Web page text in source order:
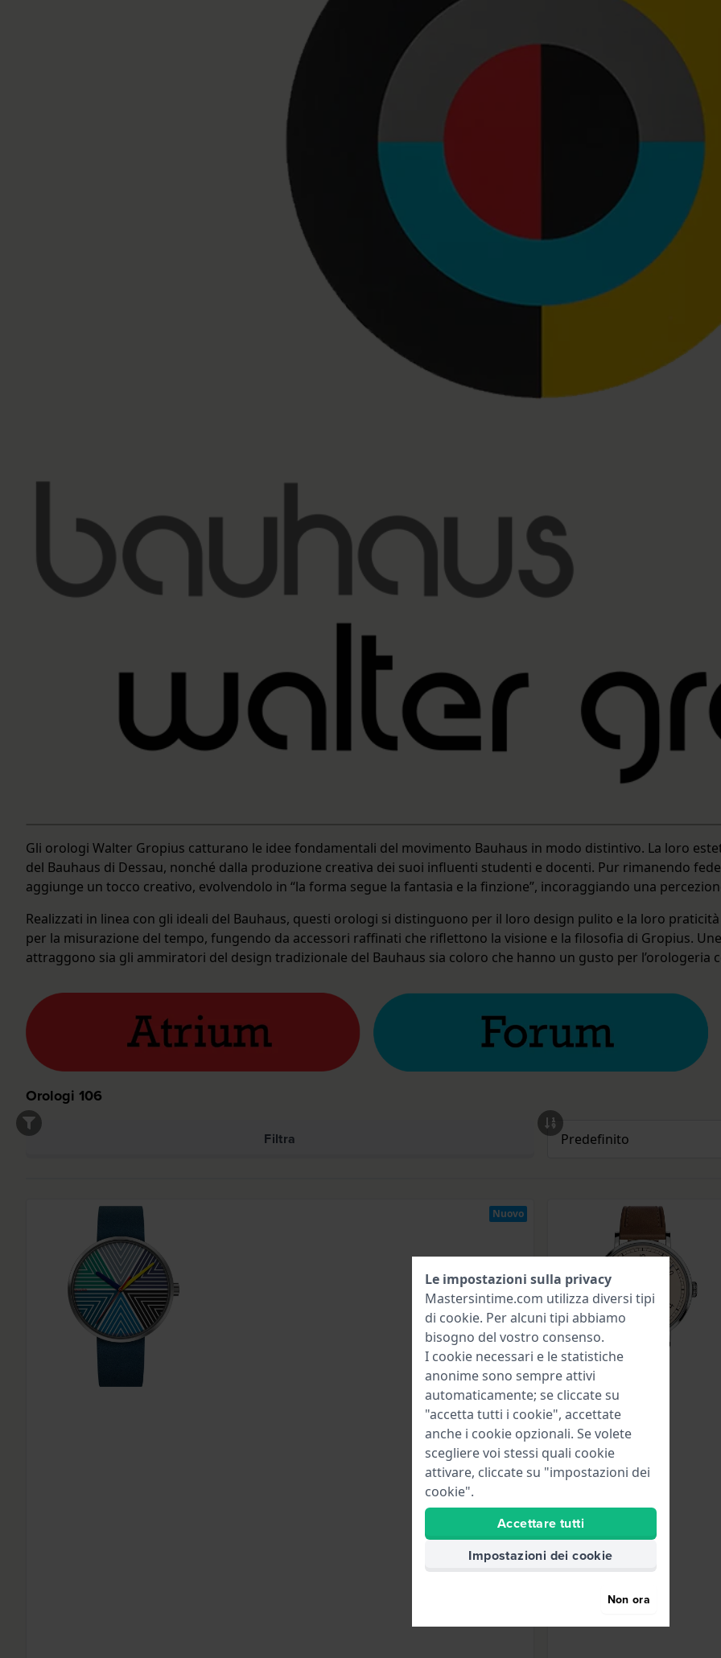
Gli orologi Walter Gropius catturano le idee fondamentali del movimento Bauhaus in modo distintivo. La loro
del Bauhaus di Dessau, nonché dalla produzione creativa dei suoi influenti studenti e docenti. Pur rimanendo
aggiunge un tocco creativo, evolvendolo in “la forma segue la fantasia e la finzione”, incoraggiando una
Realizzati in linea con gli ideali del Bauhaus, questi orologi si distinguono per il loro design pulito e la loro
per la misurazione del tempo, fungendo da accessori raffinati che riflettono la visione e la filosofia di Gropius.
attraggono sia gli ammiratori del design tradizionale del Bauhaus sia coloro che hanno un gusto per l’orologeria
Orologi 106
Filtra
Nuovo
Le impostazioni sulla privacy
Mastersintime.com utilizza diversi tipi
di cookie. Per alcuni tipi abbiamo
bisogno del vostro consenso.
I cookie necessari e le statistiche
anonime sono sempre attivi
automaticamente; se cliccate su
"accetta tutti i cookie", accettate
anche i cookie opzionali. Se volete
scegliere voi stessi quali cookie
attivare, cliccate su "impostazioni dei
cookie".
Accettare tutti
Impostazioni dei cookie
Non ora